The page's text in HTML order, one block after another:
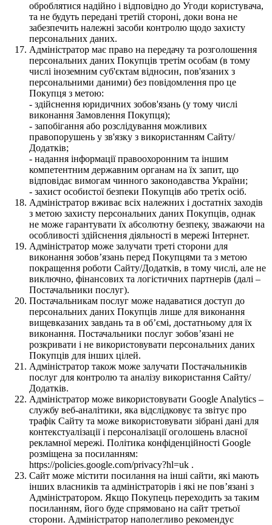
оброблятися надійно і відповідно до Угоди користувача,
та не будуть передані третій стороні, доки вона не
забезпечить належні засоби контролю щодо захисту
персональних даних.
Адміністратор має право на передачу та розголошення
персональних даних Покупців третім особам (в тому
числі іноземним суб'єктам відносин, пов'язаних з
персональними даними) без повідомлення про це
Покупця з метою:
- здійснення юридичних зобов'язань (у тому числі
виконання Замовлення Покупця);
- запобігання або розслідування можливих
правопорушень у зв'язку з використанням Сайту/
Додатків;
- надання інформації правоохоронним та іншим
компетентним державним органам на їх запит, що
відповідає вимогам чинного законодавства України;
- захист особистої безпеки Покупців або третіх осіб.
Адміністратор вживає всіх належних і достатніх заходів
з метою захисту персональних даних Покупців, однак
не може гарантувати їх абсолютну безпеку, зважаючи на
особливості здійснення діяльності в мережі Інтернет.
Адміністратор може залучати треті сторони для
виконання зобов’язань перед Покупцями та з метою
покращення роботи Сайту/Додатків, в тому числі, але не
виключно, фінансових та логістичних партнерів (далі –
Постачальники послуг).
Постачальникам послуг може надаватися доступ до
персональних даних Покупців лише для виконання
вищевказаних завдань та в об’ємі, достатньому для їх
виконання. Постачальники послуг зобов’язані не
розкривати і не використовувати персональних даних
Покупців для інших цілей.
Адміністратор також може залучати Постачальників
послуг для контролю та аналізу використання Сайту/
Додатків.
Адміністратор може використовувати Google Analytics –
службу веб-аналітики, яка відслідковує та звітує про
трафік Сайту та може використовувати зібрані дані для
контекстуалізації і персоналізації оголошень власної
рекламної мережі. Політика конфіденційності Google
розміщена за посиланням:
https://policies.google.com/privacy?hl=uk .
Сайт може містити посилання на інші сайти, які мають
інших власників та адміністраторів і які не пов’язані з
Адміністратором. Якщо Покупець переходить за таким
посиланням, його буде спрямовано на сайт третьої
сторони. Адміністратор наполегливо рекомендує